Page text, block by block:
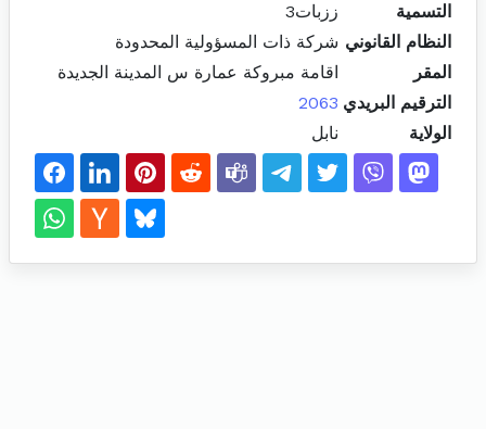
التسمية
ززبات3
النظام القانوني شركة ذات المسؤولية المحدودة
المقر
اقامة مبروكة عمارة س المدينة الجديدة
الترقيم البريدي 2063
الولاية
نابل